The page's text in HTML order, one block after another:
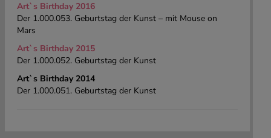
Art`s Birthday 2016
Der 1.000.053. Geburtstag der Kunst – mit Mouse on
Mars
Art`s Birthday 2015
Der 1.000.052. Geburtstag der Kunst
Art`s Birthday 2014
Der 1.000.051. Geburtstag der Kunst